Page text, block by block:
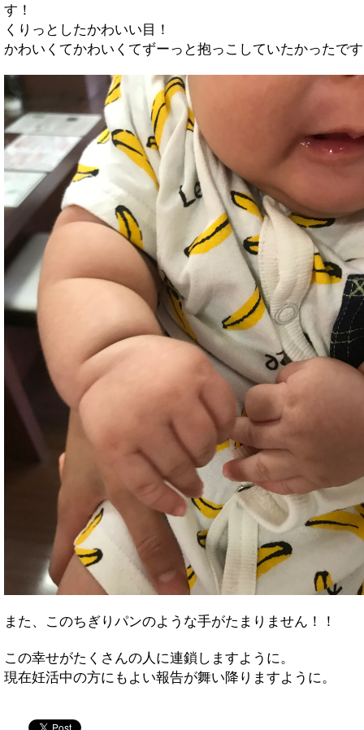
す！
くりっとしたかわいい目！
かわいくてかわいくてずーっと抱っこしていたかったで
また、このちぎりパンのような手がたまりません！！
この幸せがたくさんの人に連鎖しますように。
現在妊活中の方にもよい報告が舞い降りますように。